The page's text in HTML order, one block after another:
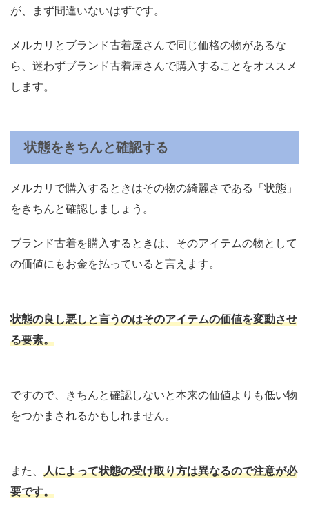
が、まず間違いないはずです。
メルカリとブランド古着屋さんで同じ価格の物があるな
ら、迷わずブランド古着屋さんで購入することをオススメ
します。
状態をきちんと確認する
メルカリで購入するときはその物の綺麗さである「状態」
をきちんと確認しましょう。
ブランド古着を購入するときは、そのアイテムの物として
の価値にもお金を払っていると言えます。
状態の良し悪しと言うのはそのアイテムの価値を変動させ
る要素。
ですので、きちんと確認しないと本来の価値よりも低い物
をつかまされるかもしれません。
また、 人によって状態の受け取り方は異なるので注意が必
要です。